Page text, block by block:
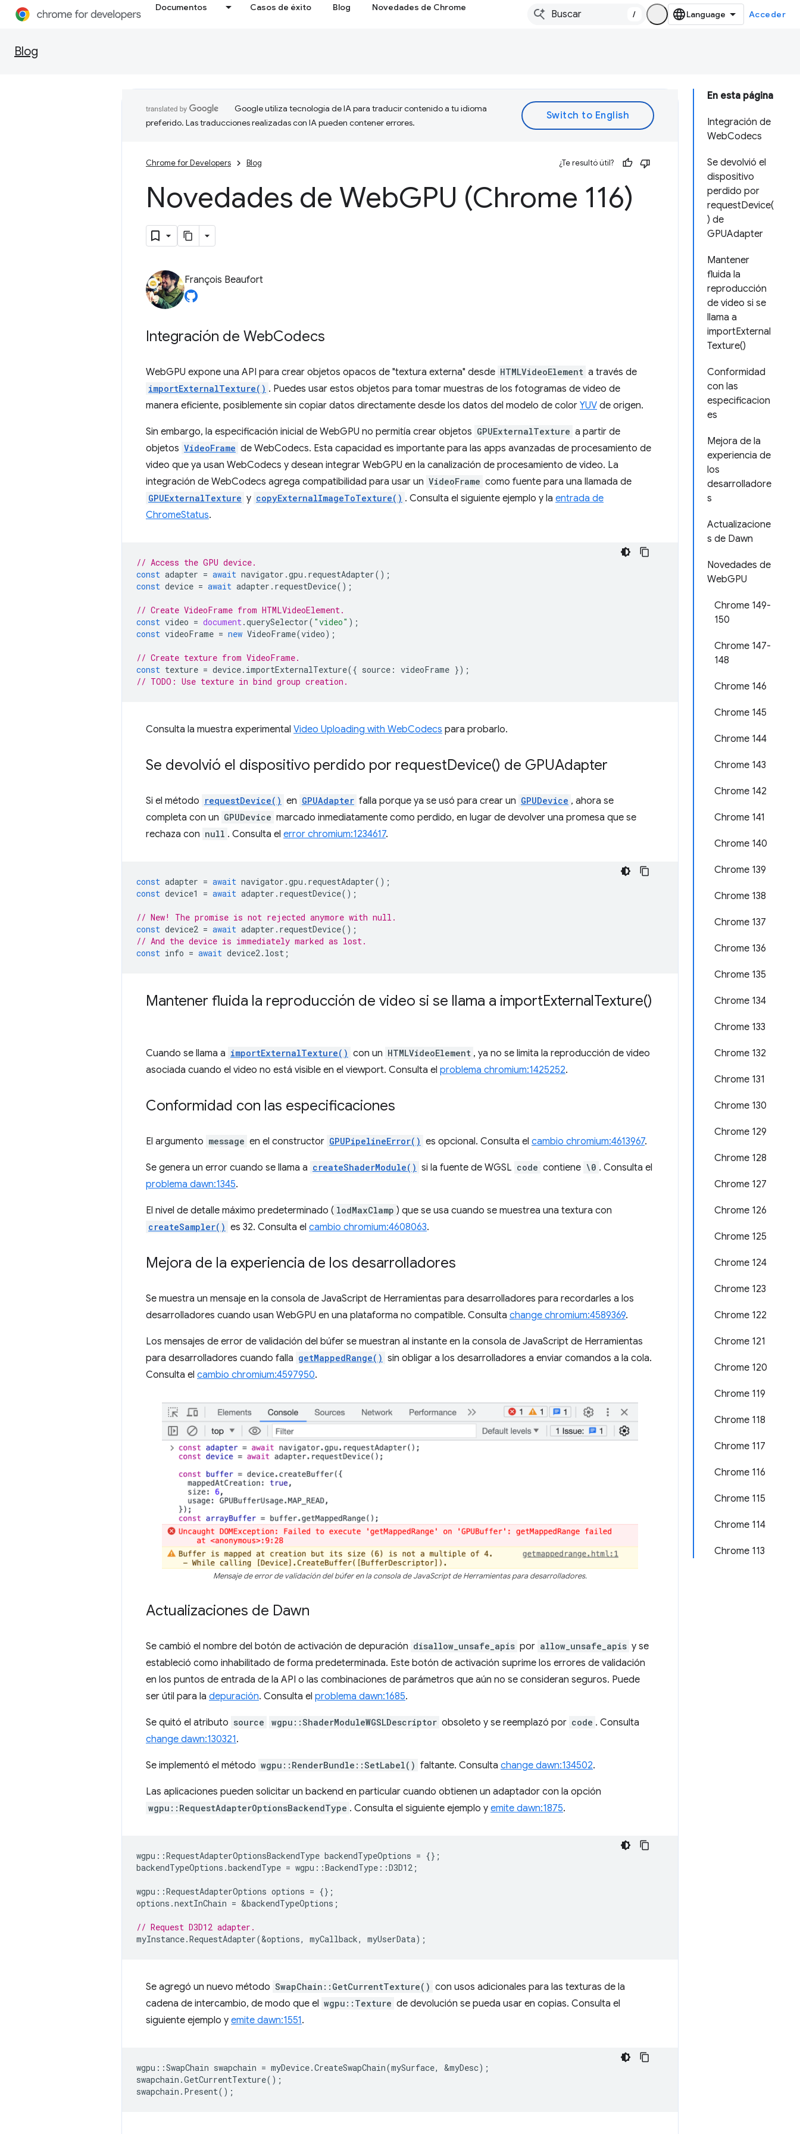
Documentos Casos de éxito Blog Novedades de Chrome
/ Acceder
Blog
En esta página
Integración de
WebCodecs
Se devolvió el
dispositivo
perdido por
requestDevice(
) de
GPUAdapter
Mantener
fluida la
reproducción
de video si se
llama a
importExternal
Texture()
Conformidad
con las
especificacion
es
Mejora de la
experiencia de
los
desarrolladore
s
Actualizacione
s de Dawn
Novedades de
WebGPU
Chrome 149-
150
Chrome 147-
148
Chrome 146
Chrome 145
Chrome 144
Chrome 143
Chrome 142
Chrome 141
Chrome 140
Chrome 139
Chrome 138
Chrome 137
Chrome 136
Chrome 135
Chrome 134
Chrome 133
Chrome 132
Chrome 131
Chrome 130
Chrome 129
Chrome 128
Chrome 127
Chrome 126
Chrome 125
Chrome 124
Chrome 123
Chrome 122
Chrome 121
Chrome 120
Chrome 119
Chrome 118
Chrome 117
Chrome 116
Chrome 115
Chrome 114
Chrome 113
Google utiliza tecnología de IA para traducir contenido a tu idioma
preferido. Las traducciones realizadas con IA pueden contener errores.
Chrome for Developers Blog ¿Te resultó útil?
Novedades de WebGPU (Chrome 116)
François Beaufort
Integración de WebCodecs
WebGPU expone una API para crear objetos opacos de "textura externa" desde HTMLVideoElement a través de
importExternalTexture() . Puedes usar estos objetos para tomar muestras de los fotogramas de video de
manera eficiente, posiblemente sin copiar datos directamente desde los datos del modelo de color YUV de origen.
Sin embargo, la especificación inicial de WebGPU no permitía crear objetos GPUExternalTexture a partir de
objetos VideoFrame de WebCodecs. Esta capacidad es importante para las apps avanzadas de procesamiento de
video que ya usan WebCodecs y desean integrar WebGPU en la canalización de procesamiento de video. La
integración de WebCodecs agrega compatibilidad para usar un VideoFrame como fuente para una llamada de
GPUExternalTexture y copyExternalImageToTexture() . Consulta el siguiente ejemplo y la entrada de
ChromeStatus.
// Access the GPU device.
const adapter = await navigator .gpu . requestAdapter();
const device = await adapter . requestDevice();
// Create VideoFrame from HTMLVideoElement.
const video = document.querySelector( "video" );
const videoFrame = new VideoFrame(video);
// Create texture from VideoFrame.
const texture = device. importExternalTexture({ source : videoFrame });
// TODO: Use texture in bind group creation.
Consulta la muestra experimental Video Uploading with WebCodecs para probarlo.
Se devolvió el dispositivo perdido por requestDevice() de GPUAdapter
Si el método requestDevice() en GPUAdapter falla porque ya se usó para crear un GPUDevice , ahora se
completa con un GPUDevice marcado inmediatamente como perdido, en lugar de devolver una promesa que se
rechaza con null . Consulta el error chromium:1234617.
const adapter = await navigator .gpu . requestAdapter();
const device1 = await adapter . requestDevice();
// New! The promise is not rejected anymore with null.
const device2 = await adapter . requestDevice();
// And the device is immediately marked as lost.
const info = await device2. lost ;
Mantener fluida la reproducción de video si se llama a importExternalTexture()
Cuando se llama a importExternalTexture() con un HTMLVideoElement , ya no se limita la reproducción de video
asociada cuando el video no está visible en el viewport. Consulta el problema chromium:1425252.
Conformidad con las especificaciones
El argumento message en el constructor GPUPipelineError() es opcional. Consulta el cambio chromium:4613967.
Se genera un error cuando se llama a createShaderModule() si la fuente de WGSL code contiene \0 . Consulta el
problema dawn:1345.
El nivel de detalle máximo predeterminado ( lodMaxClamp ) que se usa cuando se muestrea una textura con
createSampler() es 32. Consulta el cambio chromium:4608063.
Mejora de la experiencia de los desarrolladores
Se muestra un mensaje en la consola de JavaScript de Herramientas para desarrolladores para recordarles a los
desarrolladores cuando usan WebGPU en una plataforma no compatible. Consulta change chromium:4589369.
Los mensajes de error de validación del búfer se muestran al instante en la consola de JavaScript de Herramientas
para desarrolladores cuando falla getMappedRange() sin obligar a los desarrolladores a enviar comandos a la cola.
Consulta el cambio chromium:4597950.
Mensaje de error de validación del búfer en la consola de JavaScript de Herramientas para desarrolladores.
Actualizaciones de Dawn
Se cambió el nombre del botón de activación de depuración disallow_unsafe_apis por allow_unsafe_apis y se
estableció como inhabilitado de forma predeterminada. Este botón de activación suprime los errores de validación
en los puntos de entrada de la API o las combinaciones de parámetros que aún no se consideran seguros. Puede
ser útil para la depuración. Consulta el problema dawn:1685.
Se quitó el atributo source wgpu::ShaderModuleWGSLDescriptor obsoleto y se reemplazó por code . Consulta
change dawn:130321.
Se implementó el método wgpu::RenderBundle::SetLabel() faltante. Consulta change dawn:134502.
Las aplicaciones pueden solicitar un backend en particular cuando obtienen un adaptador con la opción
wgpu::RequestAdapterOptionsBackendType . Consulta el siguiente ejemplo y emite dawn:1875.
wgpu ::RequestAdapterOptionsBackendType backendTypeOptions = {};
backendTypeOptions .backendType = wgpu ::BackendType ::D3D12 ;
wgpu ::RequestAdapterOptions options = {};
options .nextInChain = &backendTypeOptions ;
// Request D3D12 adapter.
myInstance.RequestAdapter(&options, myCallback, myUserData);
Se agregó un nuevo método SwapChain::GetCurrentTexture() con usos adicionales para las texturas de la
cadena de intercambio, de modo que el wgpu::Texture de devolución se pueda usar en copias. Consulta el
siguiente ejemplo y emite dawn:1551.
wgpu ::SwapChain swapchain = myDevice.CreateSwapChain(mySurface, &myDesc);
swapchain .GetCurrentTexture();
swapchain . Present();